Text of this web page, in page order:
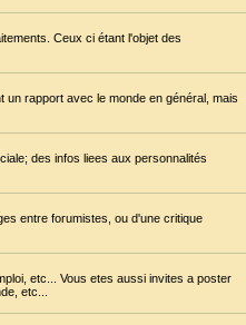
Ceux ci étant l'objet des
rapport avec le monde en général, mais
des infos liees aux personnalités
entre forumistes, ou d'une critique
etc... Vous etes aussi invites a poster
etc...